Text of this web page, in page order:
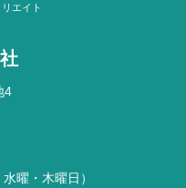
エイト
4
曜・木曜日）